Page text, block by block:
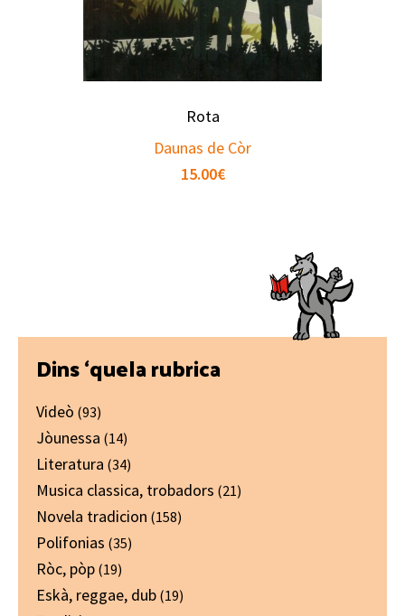
Rota
Daunas de Còr
15.00€
Primary
Sidebar
Dins ‘quela rubrica
Videò (93)
Jòunessa (14)
Literatura (34)
Musica classica, trobadors (21)
Novela tradicion (158)
Polifonias (35)
Ròc, pòp (19)
Eskà, reggae, dub (19)